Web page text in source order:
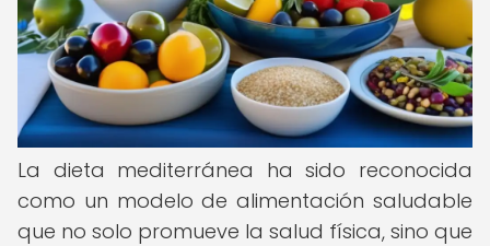
La dieta mediterránea ha sido reconocida
como un modelo de alimentación saludable
que no solo promueve la salud física, sino que